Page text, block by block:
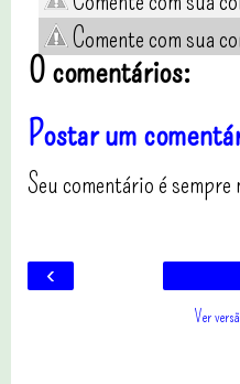
Comente com sua
0 comentários:
Postar um
Seu comentário é
‹
Ver